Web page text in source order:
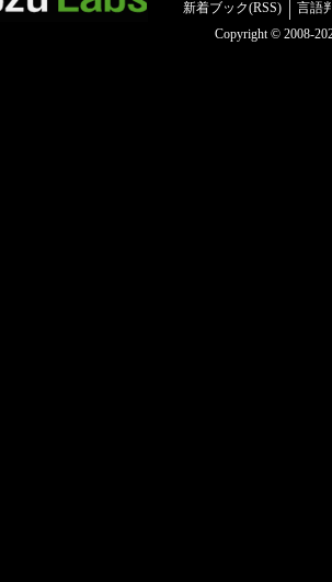
新着ブック(RSS)
言語
Copyright © 2008-